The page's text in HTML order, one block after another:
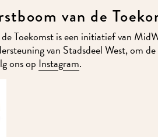
van de
Toekomst is een initiatief van
van Stadsdeel West, om
ons op Instagram.